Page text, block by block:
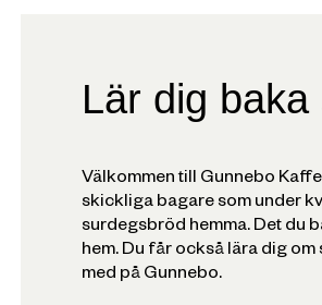
Lär dig
Välkommen till Gunnebo
skickliga bagare som under
surdegsbröd hemma. Det du
hem. Du får också lära dig
med på Gunnebo.